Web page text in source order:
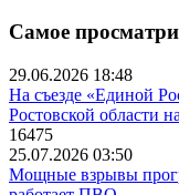
Самое
29.06.2026 18:48
На съезде «Единой
Ростовской области
16475
25.07.2026 03:50
Мощные взрывы